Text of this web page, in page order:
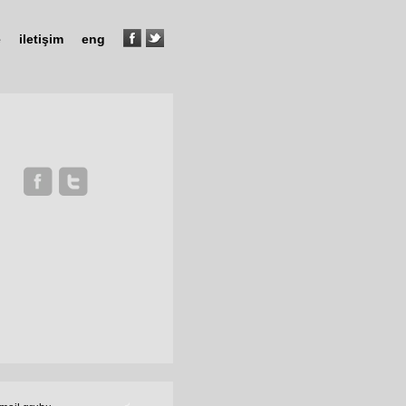
iletişim eng